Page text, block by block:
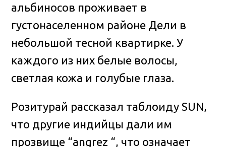
альбиносов проживает в
густонаселенном районе Дели в
небольшой тесной квартирке. У
каждого из них белые волосы,
светлая кожа и голубые глаза.
Розитурай рассказал таблоиду SUN,
что другие индийцы дали им
прозвище “angrez “, что означает